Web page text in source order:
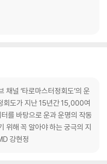
널 ‘타로마스터정회도’의 운
회도가 지난 15년간 15,000여
를 바탕으로 운과 운명의 작동
위해 꼭 알아야 하는 궁극의 지
강현정